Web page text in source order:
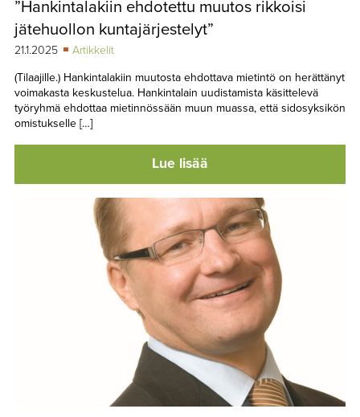
TAPAHTUMAT
YHTEYSTIEDOT
”Hankintalakiin ehdotettu muutos rikkoisi
jätehuollon kuntajärjestelyt”
21.1.2025
Artikkelit
(Tilaajille.) Hankintalakiin muutosta ehdottava mietintö on herättänyt
voimakasta keskustelua. Hankintalain uudistamista käsittelevä
työryhmä ehdottaa mietinnössään muun muassa, että sidosyksikön
omistukselle […]
Lue lisää